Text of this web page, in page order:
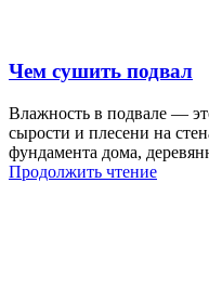
Чем сушить подвал
Влажность в подвале —
сырости и плесени на
фундамента дома,
Продолжить чтение